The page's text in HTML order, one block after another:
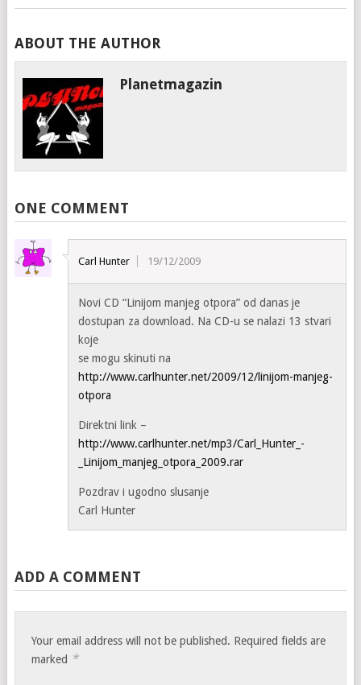
ABOUT THE AUTHOR
Planetmagazin
ONE COMMENT
Carl Hunter 19/12/2009
Novi CD “Linijom manjeg otpora” od danas je
dostupan za download. Na CD-u se nalazi 13 stvari
koje
se mogu skinuti na
http://www.carlhunter.net/2009/12/linijom-manjeg-
otpora
Direktni link –
http://www.carlhunter.net/mp3/Carl_Hunter_-
_Linijom_manjeg_otpora_2009.rar
Pozdrav i ugodno slusanje
Carl Hunter
ADD A COMMENT
Your email address will not be published. Required fields are
marked *